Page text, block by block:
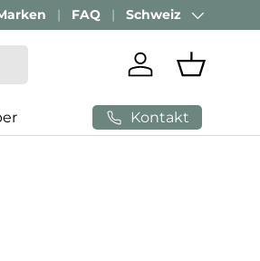
FAQ Land/Region
Schweiz
Einloggen
Kontakt